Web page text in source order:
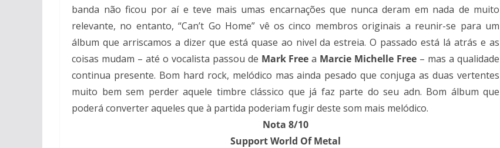
banda não ficou por aí e teve mais umas encarnações que nunca deram em nada de muito
relevante, no entanto, “Can’t Go Home” vê os cinco membros originais a reunir-se para um
álbum que arriscamos a dizer que está quase ao nivel da estreia. O passado está lá atrás e as
coisas mudam – até o vocalista passou de Mark Freea Marcie Michelle Free – mas a qualidade
continua presente. Bom hard rock, melódico mas ainda pesado que conjuga as duas vertentes
muito bem sem perder aquele timbre clássico que já faz parte do seu adn. Bom álbum que
poderá converter aqueles que à partida poderiam fugir deste som mais melódico.
Nota 8/10
Support World Of Metal